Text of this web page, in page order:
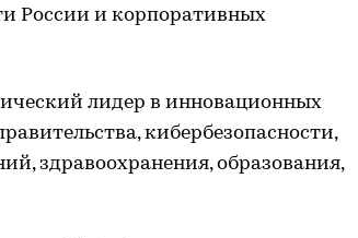
России и корпоративных
лидер в инновационных
кибербезопасности,
здравоохранения, образования,